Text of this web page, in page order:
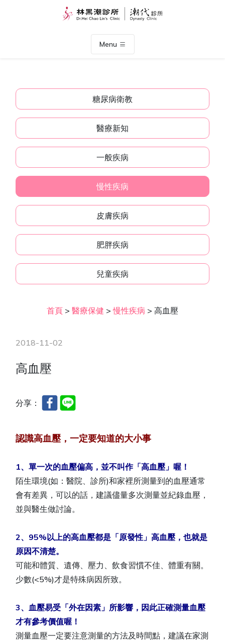
Menu
糖尿病衛教
醫療新知
一般疾病
慢性疾病
皮膚疾病
肥胖疾病
兒童疾病
首頁 > 醫療保健 >慢性疾病 > 高血壓
2018-11-02
高血壓
分享：
認識高血壓，一定要知道的大小事
1、單一次的血壓偏高，並不叫作「高血壓」喔！
陌生環境(如：醫院、診所)和家裡所測量到的血壓通常
會有差異，可以的話，建議儘量多次測量並紀錄血壓，
並與醫生做討論。
2、95%以上的高血壓都是「原發性」高血壓，也就是
原因不清楚。
可能和體質、遺傳、壓力、飲食習慣不佳、體重有關。
少數(<5%)才是特殊病因所致。
3、血壓易受「外在因素」所影響，因此正確測量血壓
才有參考價值喔！
測量血壓一定要注意測量的方法及時間點，建議在家測